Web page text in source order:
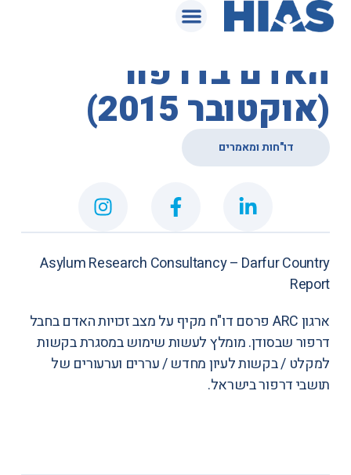
המאגר המשפטי
דו"ח על מצב זכויות
האדם בדרפור
(אוקטובר 2015)
דו"חות ומאמרים
Asylum Research Consultancy – Darfur Country
Report
ארגון ARC פרסם דו"ח מקיף על מצב זכויות האדם בחבל
דרפור שבסודן. מומלץ לעשות שימוש במסגרת בקשות
למקלט / בקשות לעיון מחדש / עררים וערעורים של
תושבי דרפור בישראל.